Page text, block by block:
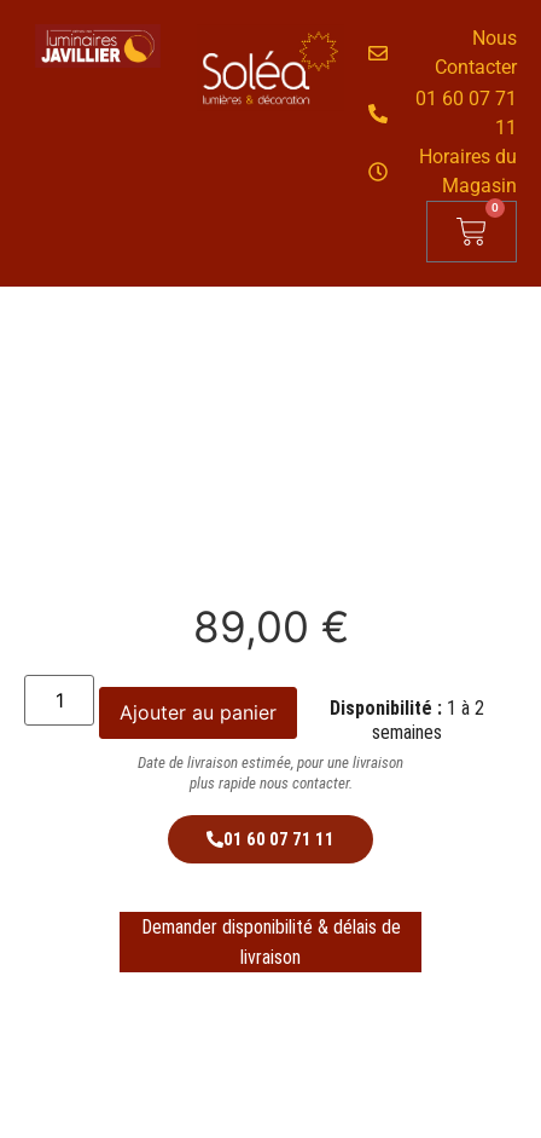
Nous
Contacter
01 60 07 71
11
Horaires du
Magasin
0
89,00 €
Ajouter au panier Disponibilité : 1 à 2
semaines
Date de livraison estimée, pour une livraison
plus rapide nous contacter.
01 60 07 71 11
Demander disponibilité & délais de
livraison